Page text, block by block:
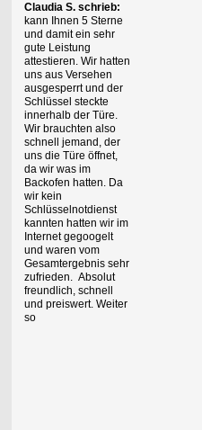
Claudia S. schrieb:
kann Ihnen 5 Sterne
und damit ein sehr
gute Leistung
attestieren. Wir hatten
uns aus Versehen
ausgesperrt und der
Schlüssel steckte
innerhalb der Türe.
Wir brauchten also
schnell jemand, der
uns die Türe öffnet,
da wir was im
Backofen hatten. Da
wir kein
Schlüsselnotdienst
kannten hatten wir im
Internet gegoogelt
und waren vom
Gesamtergebnis sehr
zufrieden. Absolut
freundlich, schnell
und preiswert. Weiter
so